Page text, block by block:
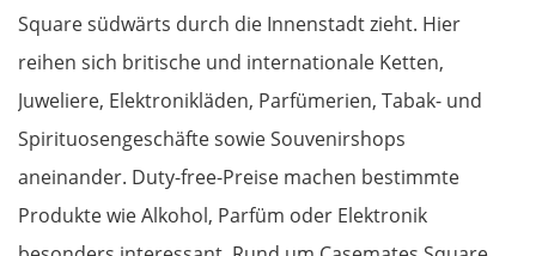
Square südwärts durch die Innenstadt zieht. Hier
reihen sich britische und internationale Ketten,
Juweliere, Elektronikläden, Parfümerien, Tabak- und
Spirituosengeschäfte sowie Souvenirshops
aneinander. Duty-free-Preise machen bestimmte
Produkte wie Alkohol, Parfüm oder Elektronik